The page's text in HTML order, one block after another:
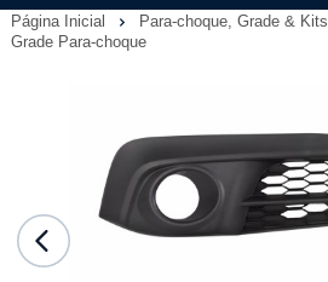
Página Inicial Para-choque, Grade & Kits
Grade Para-choque